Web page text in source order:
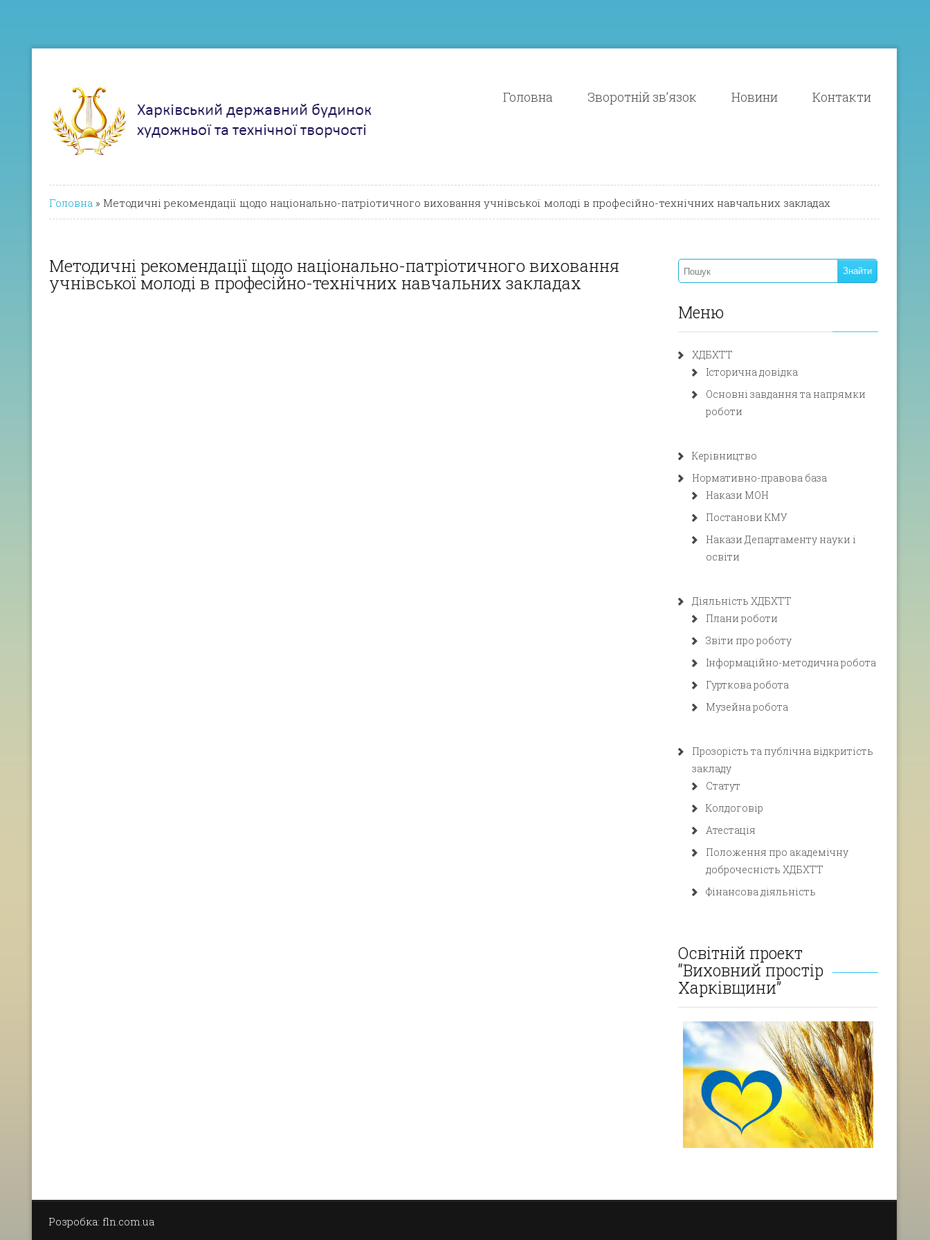
Головна Зворотній зв’язок Новини Контакти
Головна» Методичні рекомендації щодо національно-патріотичного виховання учнівської молоді в професійно-технічних навчальних закладах
Методичні рекомендації щодо національно-патріотичного виховання
учнівської молоді в професійно-технічних навчальних закладах
Меню
ХДБХТТ
Історична довідка
Основні завдання та напрямки
роботи
Керівництво
Нормативно-правова база
Накази МОН
Постанови КМУ
Накази Департаменту науки і
освіти
Діяльність ХДБХТТ
Плани роботи
Звіти про роботу
Інформаційно-методична робота
Гурткова робота
Музейна робота
Прозорість та публічна відкритість
закладу
Статут
Колдоговір
Атестація
Положення про академічну
доброчесність ХДБХТТ
Фінансова діяльність
Освітній проект
“Виховний простір
Харківщини”
Розробка: fln.com.ua